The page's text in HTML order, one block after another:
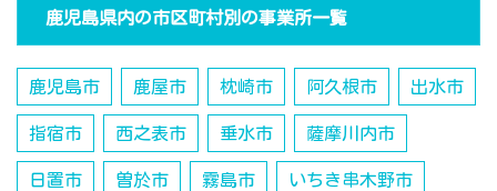
鹿児島県内の市区町村別の事業所一覧
鹿児島市 鹿屋市 枕崎市 阿久根市 出水市
指宿市 西之表市 垂水市 薩摩川内市
日置市 曽於市 霧島市 いちき串木野市